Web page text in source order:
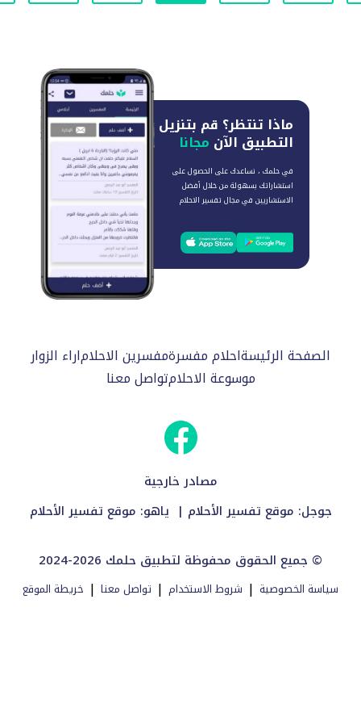
ماذا تنتظر؟ قم بتنزيل
التطبيق الآن مجانا
في حلمك ، نساعدك على الحصول على
استشاراتك بسهولة من خلال أفضل
الاستشاريين في مجال تفسير الاحلام
الصفحة الرئيسةاحلام مفسرةمفسرين الاحلاماراء الزوار
موسوعة الاحلامتواصل معنا
مصادر خارجية
جوجل: موقع تفسير الأحلام | ياهو: موقع تفسير الأحلام
2024-2026 جميع الحقوق محفوظة لتطبيق حلمك ©
سياسة الخصوصية | شروط الاستخدام | تواصل معنا | خريطة الموقع